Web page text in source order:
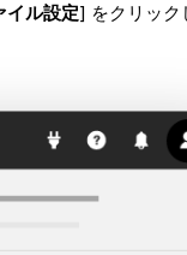
イル設定] をクリック